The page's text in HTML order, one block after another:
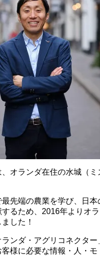
、オランダ在住の水城（ミ
最先端の農業を学び、日本
するため、2016年よりオ
した！
ンダ・アグリコネクター
客様に必要な情報・人・モ